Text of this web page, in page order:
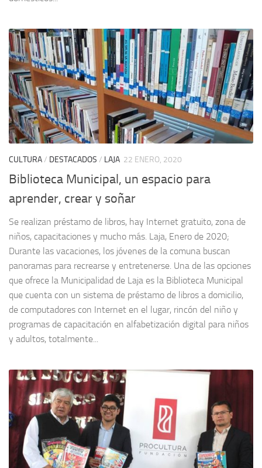
CULTURA/ DESTACADOS / LAJA 22 ENERO, 2020
Biblioteca Municipal, un espacio para
aprender, crear y soñar
Se realizan préstamo de libros, hay Internet gratuito, zona de
niños, capacitaciones y mucho más. Laja, Enero de 2020;
Durante las vacaciones, los jóvenes de la comuna buscan
panoramas para recrearse y entretenerse. Una de las opciones
que ofrece la Municipalidad de Laja es la Biblioteca Municipal
que cuenta con un sistema de préstamo de libros a domicilio,
de computadores con Internet en el lugar, rincón del niño y
programas de capacitación en alfabetización digital para niños
y adultos, totalmente...